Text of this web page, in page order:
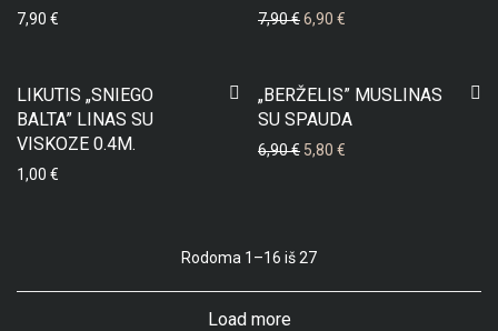
7,90 € 7,90€6,90 €
LIKUTIS „SNIEGO
BALTA” LINAS SU
VISKOZE 0.4M.
1,00 €
-16
„BERŽELIS” MUSLINAS
SU SPAUDA
6,90€ 5,80 €
Rodoma 1–16 iš 27
Load more